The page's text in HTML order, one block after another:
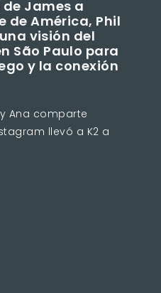
James a
de América, Phil
visión del
São Paulo para
y la conexión
Ana comparte
llevó a K2 a